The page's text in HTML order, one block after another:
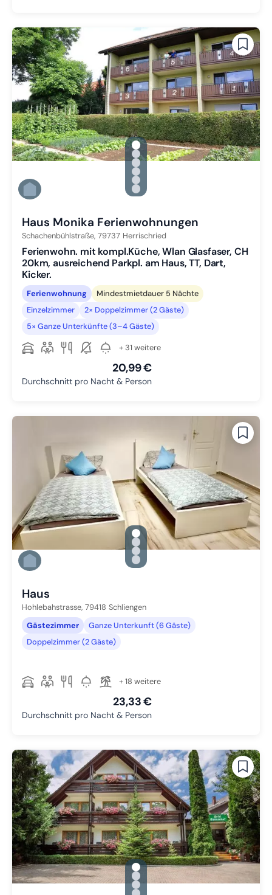
gallery.slide_selector
Zu Slide 1 wechseln
Zu Slide 2 wechseln
Zu Slide 3 wechseln
Zu Slide 4 wechseln
Zu Slide 5 wechseln
Zu Slide 6 wechseln
Haus Monika Ferienwohnungen
Schachenbühlstraße, 79737 Herrischried
Ferienwohn. mit kompl.Küche, Wlan Glasfaser, CH
20km, ausreichend Parkpl. am Haus, TT, Dart,
Kicker.
Ferienwohnung
Mindestmietdauer 5 Nächte
Einzelzimmer
2× Doppelzimmer (2 Gäste)
5× Ganze Unterkünfte (3–4 Gäste)
+ 31 weitere
20,99 €
Durchschnitt pro Nacht & Person
gallery.slide_selector
Zu Slide 1 wechseln
Zu Slide 2 wechseln
Zu Slide 3 wechseln
Zu Slide 4 wechseln
Haus
Hohlebahstrasse, 79418 Schliengen
Gästezimmer
Ganze Unterkunft (6 Gäste)
Doppelzimmer (2 Gäste)
+ 18 weitere
23,33 €
Durchschnitt pro Nacht & Person
gallery.slide_selector
Zu Slide 1 wechseln
Zu Slide 2 wechseln